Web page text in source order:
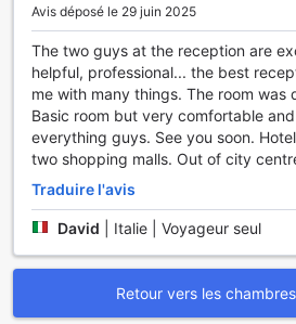
Avis déposé le 29 juin 2025
The two guys at the reception are
helpful, professional... the best
me with many things. The room was
Basic room but very comfortable
everything guys. See you soon.
two shopping malls. Out of city
Traduire l'avis
David Italie | Voyageur seul
Retour vers les